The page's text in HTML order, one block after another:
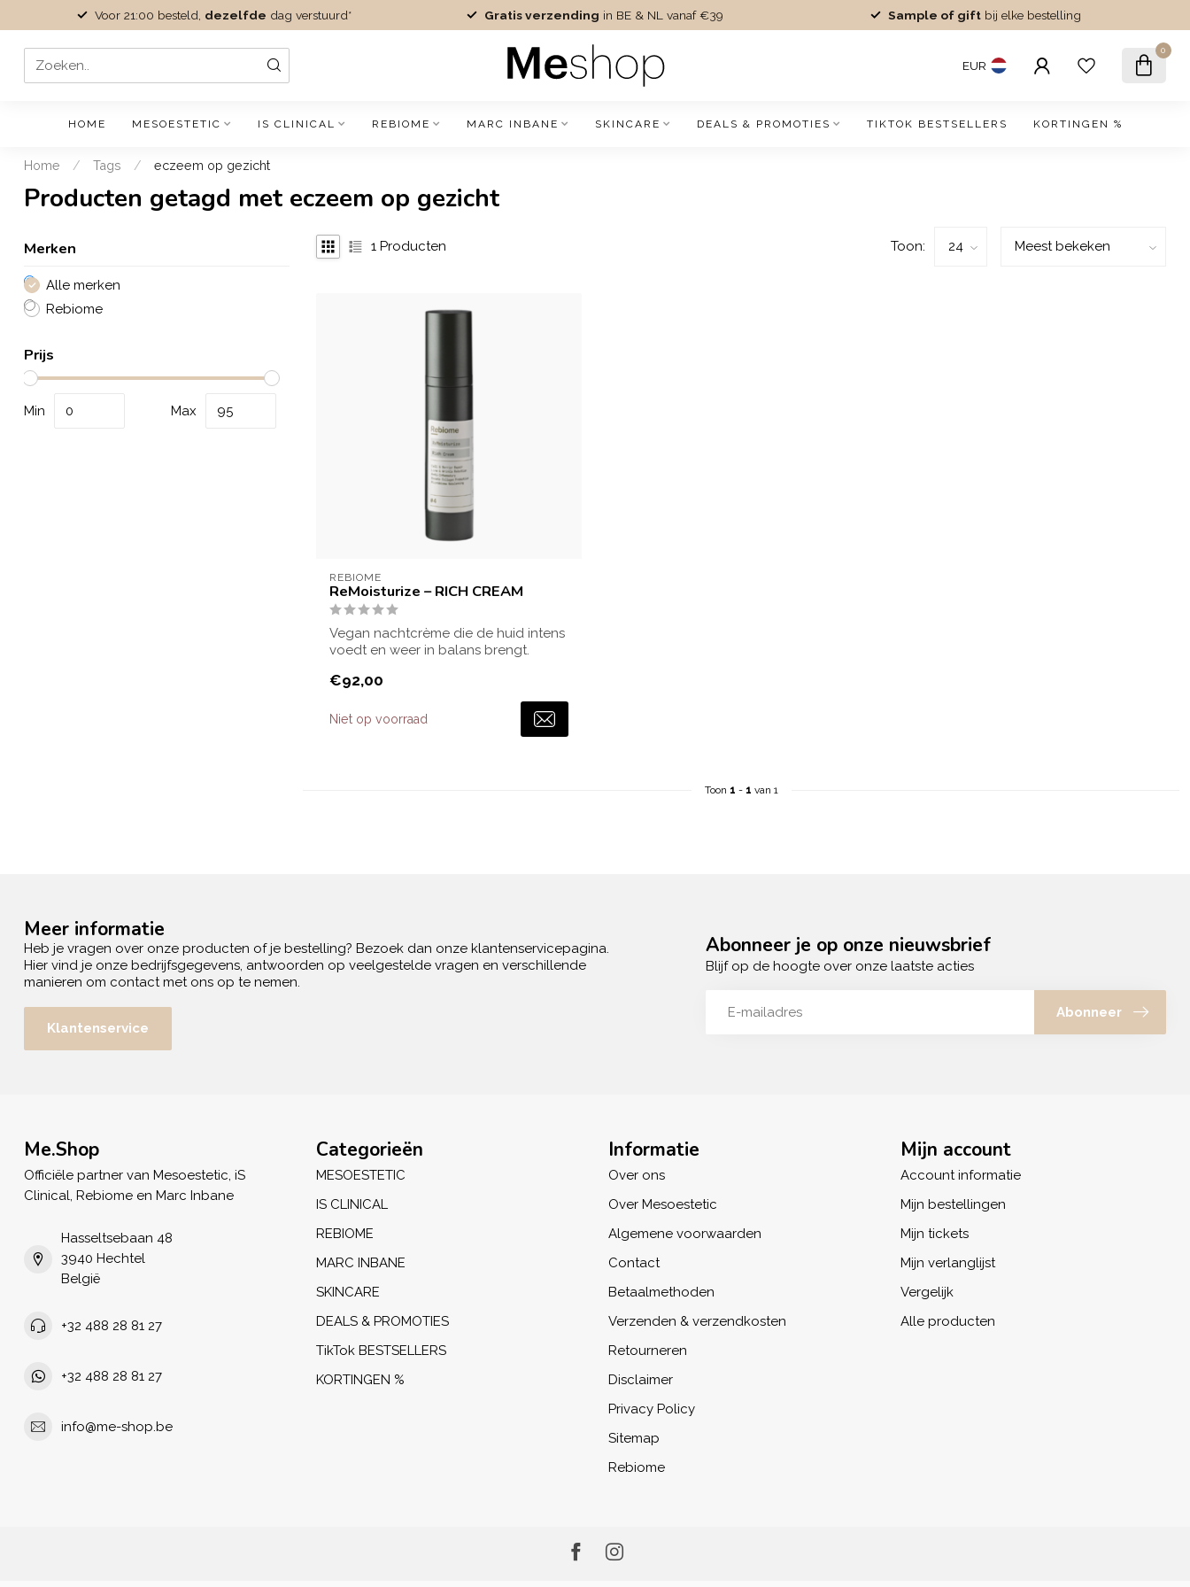
Voor 21:00 besteld, dezelfde dag verstuurd* Gratis verzending in BE & NL vanaf €39 Sample of gift bij elke bestelling
EUR
0
HOME MESOESTETIC IS CLINICAL REBIOME MARC INBANE SKINCARE DEALS & PROMOTIES TIKTOK BESTSELLERS KORTINGEN %
Home / Tags / eczeem op gezicht
Producten getagd met eczeem op gezicht
Merken
Alle merken
Rebiome
Prijs
Min Max
1 Producten Toon:
REBIOME
ReMoisturize – RICH CREAM
Vegan nachtcrème die de huid intens
voedt en weer in balans brengt.
€92,00
Niet op voorraad
Toon 1 - 1 van 1
Meer informatie
Heb je vragen over onze producten of je bestelling? Bezoek dan onze klantenservicepagina.
Hier vind je onze bedrijfsgegevens, antwoorden op veelgestelde vragen en verschillende
manieren om contact met ons op te nemen.
Klantenservice
Abonneer je op onze nieuwsbrief
Blijf op de hoogte over onze laatste acties
Abonneer
Me.Shop
Officiële partner van Mesoestetic, iS
Clinical, Rebiome en Marc Inbane
Hasseltsebaan 48
3940 Hechtel
België
+32 488 28 81 27
+32 488 28 81 27
info@me-shop.be
Categorieën
MESOESTETIC
IS CLINICAL
REBIOME
MARC INBANE
SKINCARE
DEALS & PROMOTIES
TikTok BESTSELLERS
KORTINGEN %
Informatie
Over ons
Over Mesoestetic
Algemene voorwaarden
Contact
Betaalmethoden
Verzenden & verzendkosten
Retourneren
Disclaimer
Privacy Policy
Sitemap
Rebiome
Mijn account
Account informatie
Mijn bestellingen
Mijn tickets
Mijn verlanglijst
Vergelijk
Alle producten